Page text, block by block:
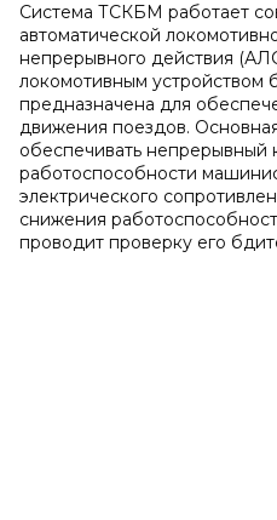
Система ТСКБМ работает
автоматической
непрерывного действия
локомотивным устройством
предназначена для
движения поездов.
обеспечивать непрерывный
работоспособности
электрического
снижения
проводит проверку его